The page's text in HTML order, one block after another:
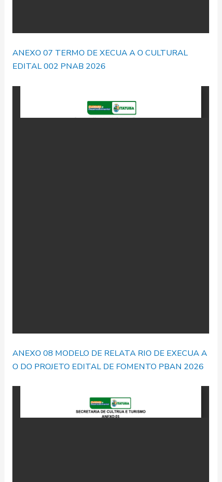
ANEXO 07 TERMO DE XECUA A O CULTURAL
EDITAL 002 PNAB 2026
ANEXO 08 MODELO DE RELATA RIO DE EXECUA A
O DO PROJETO EDITAL DE FOMENTO PBAN 2026